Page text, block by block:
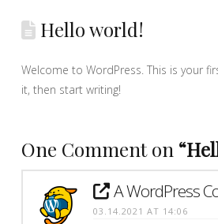
Hello world!
Welcome to WordPress. This is your
it, then start writing!
One Comment on
A WordPress
03.14.2021 AT 14:06